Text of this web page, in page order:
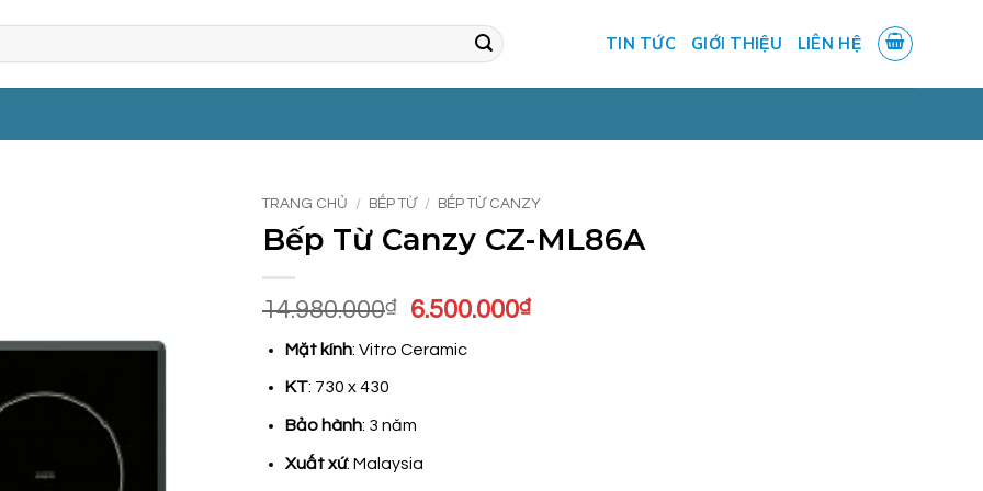
TIN TỨC GIỚI THIỆU LIÊN HỆ
TRANG CHỦ / BẾP TỪ / BẾP TỪ CANZY
Bếp Từ Canzy CZ-ML86A
14.980.000₫
Giá
là:
6.500.000₫Giá
Mặt kính: Vitro Ceramic
KT: 730 x 430
Bảo hành: 3 năm
Xuất xứ: Malaysia